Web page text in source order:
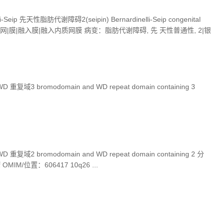
先天性脂肪代谢障碍2(seipin) Bernardinelli-Seip congenital
|膜|融入膜|融入内质网膜 病变：脂肪代谢障碍, 先 天性普通性, 2|银
重复域3 bromodomain and WD repeat domain containing 3
重复域2 bromodomain and WD repeat domain containing 2 分
位置：606417 10q26 ...